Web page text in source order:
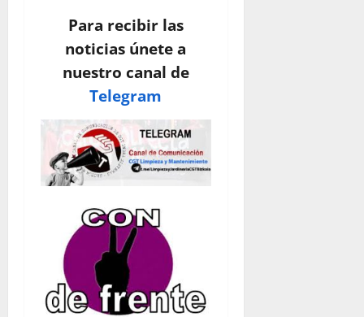
Para recibir las
noticias únete a
nuestro canal de
Telegram